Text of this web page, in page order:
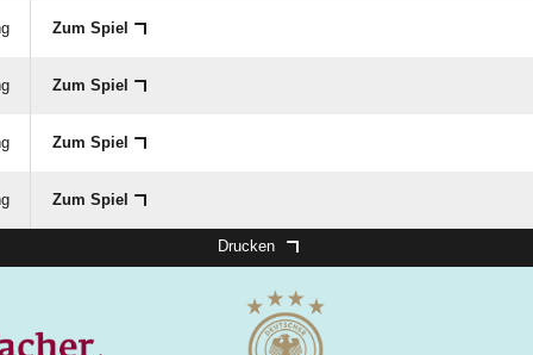
Zum Spiel
Zum Spiel
Zum Spiel
Zum Spiel
Drucken